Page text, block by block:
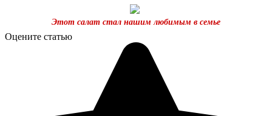
Этот салат стал нашим любимым в семье
Оцените статью